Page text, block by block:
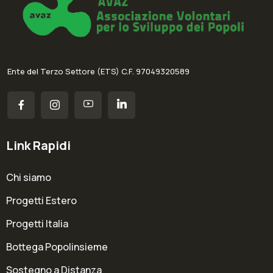
Ente del Terzo Settore (ETS) C.F. 97049320589
Link Rapidi
Chi siamo
Progetti Estero
Progetti Italia
Bottega Popolinsieme
Sostegno a Distanza